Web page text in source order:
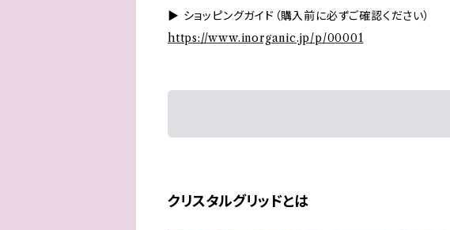
▶ ショッピングガイド（購入前に必ずご確認ください）
https://www.inorganic.jp/p/00001
クリスタルグリッドとは